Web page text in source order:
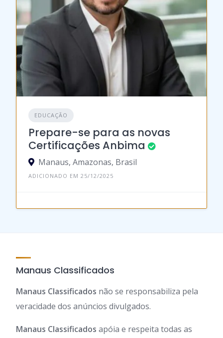
EDUCAÇÃO
Prepare-se para as novas
Certificações Anbima
Manaus, Amazonas, Brasil
ADICIONADO EM 25/12/2025
Manaus Classificados
Manaus Classificados não se responsabiliza pela
veracidade dos anúncios divulgados.
Manaus Classificados apóia e respeita todas as